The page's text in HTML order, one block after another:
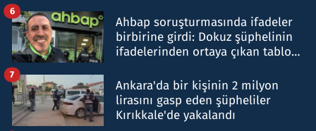
Ahbap soruşturmasında ifadeler
birbirine girdi: Dokuz şüphelinin
ifadelerinden ortaya çıkan tablo
6
Ankara'da bir kişinin 2 milyon
lirasını gasp eden şüpheliler
Kırıkkale'de yakalandı
7